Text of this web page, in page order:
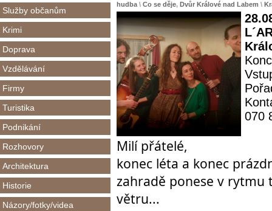
Služby občanům
Krimi
Doprava
Vzdělávání
Firmy
Turistika
Podnikání
Rozhovory
Architektura
Historie
Názory/fotky/videa
hudba \ Co se děje, Dvůr Králové nad Labem \
070
Milí přátelé,
konec léta a konec
zahradě ponese v rytmu
větru...